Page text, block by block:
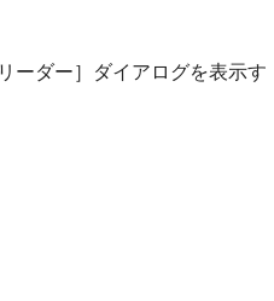
ーダー］ダイアログを表示す